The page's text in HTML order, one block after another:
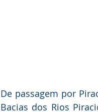
De passagem por
Bacias dos Rios